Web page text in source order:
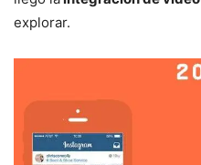
explorar.